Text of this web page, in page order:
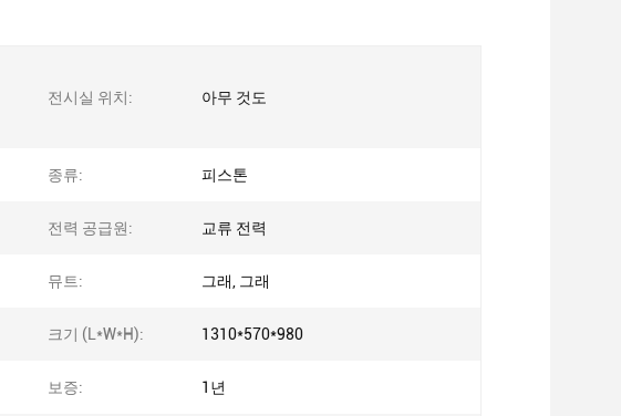
전시실 위치: 아무 것도
종류: 피스톤
전력 공급원: 교류 전력
뮤트: 그래, 그래
크기 (L*W*H): 1310*570*980
보증: 1년